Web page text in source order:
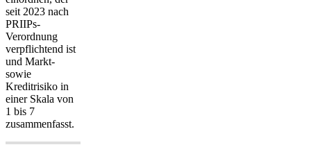
seit 2023 nach
PRIIPs-
Verordnung
verpflichtend ist
und Markt-
sowie
Kreditrisiko in
einer Skala von
1 bis 7
zusammenfasst.